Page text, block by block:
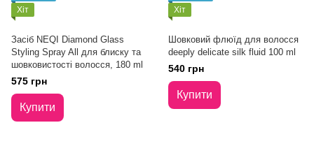
Хіт
Засіб NEQI Diamond Glass
Styling Spray All для блиску та
шовковистості волосся, 180 ml
575 грн
Купити
Хіт
Шовковий флюїд для волосся
deeply delicate silk fluid 100 ml
540 грн
Купити